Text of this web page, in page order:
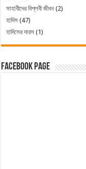
সাহাবীদের বিপ্লবী জীবন (2)
হাদিস (47)
হাদিসের দারস (1)
Facebook Page